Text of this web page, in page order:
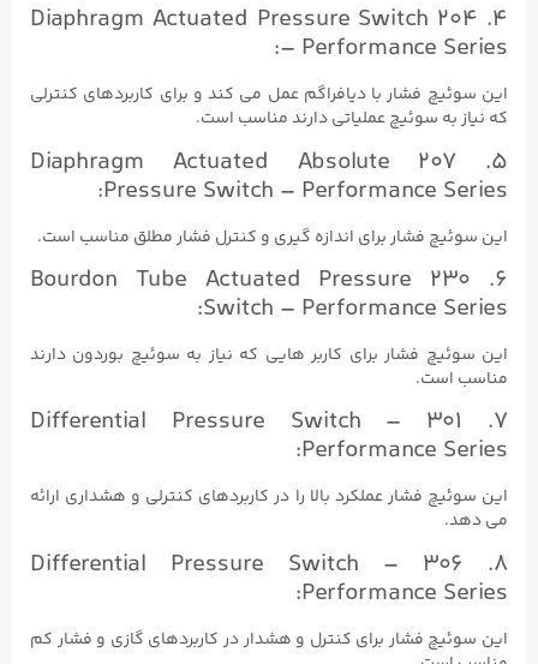
4. 204 Diaphragm Actuated Pressure Switch
– Performance Series:
این سوئیچ فشار با دیافراگم عمل می کند و برای کاربردهای کنترلی
که نیاز به سوئیچ عملیاتی دارند مناسب است.
5. 207 Diaphragm Actuated Absolute
Pressure Switch – Performance Series:
این سوئیچ فشار برای اندازه گیری و کنترل فشار مطلق مناسب است.
6. 230 Bourdon Tube Actuated Pressure
Switch – Performance Series:
این سوئیچ فشار برای کاربر هایی که نیاز به سوئیچ بوردون دارند
مناسب است.
7. 301 Differential Pressure Switch –
Performance Series:
این سوئیچ فشار عملکرد بالا را در کاربردهای کنترلی و هشداری ارائه
می دهد.
8. 306 Differential Pressure Switch –
Performance Series:
این سوئیچ فشار برای کنترل و هشدار در کاربردهای گازی و فشار کم